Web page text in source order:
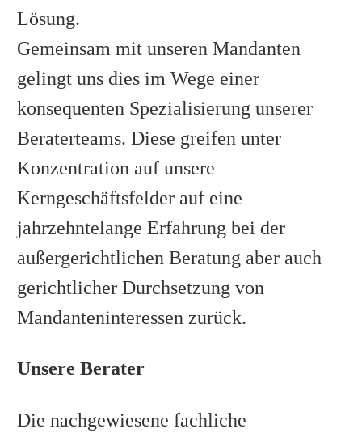
Lösung.
Gemeinsam mit unseren Mandanten
gelingt uns dies im Wege einer
konsequenten Spezialisierung unserer
Beraterteams. Diese greifen unter
Konzentration auf unsere
Kerngeschäftsfelder auf eine
jahrzehntelange Erfahrung bei der
außergerichtlichen Beratung aber auch
gerichtlicher Durchsetzung von
Mandanteninteressen zurück.
Unsere Berater
Die nachgewiesene fachliche